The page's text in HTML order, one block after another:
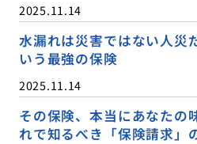
2025.11.14
水漏れは災害ではない人災
いう最強の保険
2025.11.14
その保険、本当にあなたの
れで知るべき「保険請求」